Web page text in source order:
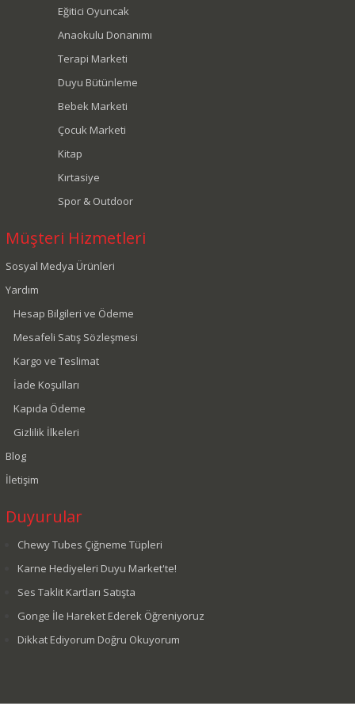
Eğitici Oyuncak
Anaokulu Donanımı
Terapi Marketi
Duyu Bütünleme
Bebek Marketi
Çocuk Marketi
Kitap
Kırtasiye
Spor & Outdoor
Müşteri Hizmetleri
Sosyal Medya Ürünleri
Yardım
Hesap Bilgileri ve Ödeme
Mesafeli Satış Sözleşmesi
Kargo ve Teslimat
İade Koşulları
Kapıda Ödeme
Gizlilik İlkeleri
Blog
İletişim
Duyurular
Chewy Tubes Çiğneme Tüpleri
Karne Hediyeleri Duyu Market'te!
Ses Taklit Kartları Satışta
Gonge İle Hareket Ederek Öğreniyoruz
Dikkat Ediyorum Doğru Okuyorum